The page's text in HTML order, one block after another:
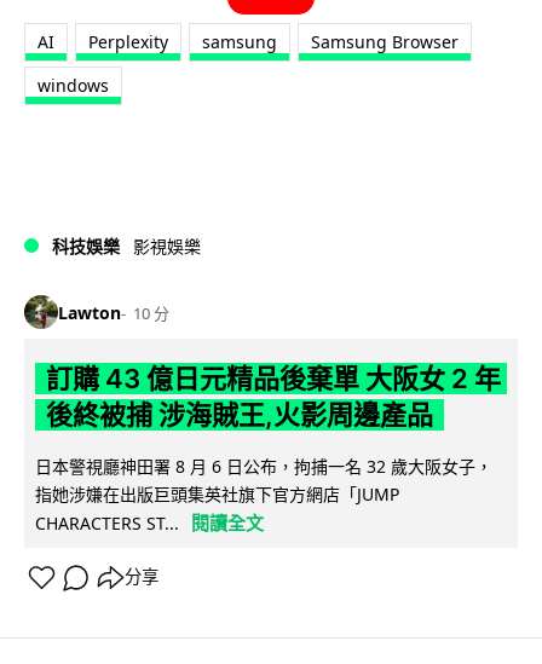
AI Perplexity samsung
Samsung Browser
windows
科技娛樂 影視娛樂
Lawton 10 分
訂購 43 億日元精品後棄單 大阪女 2 年
後終被捕 涉海賊王,火影周邊產品
日本警視廳神田署 8 月 6 日公布，拘捕一名 32 歲大阪女子，
指她涉嫌在出版巨頭集英社旗下官方網店「JUMP
CHARACTERS ST...
閱讀全文
分享